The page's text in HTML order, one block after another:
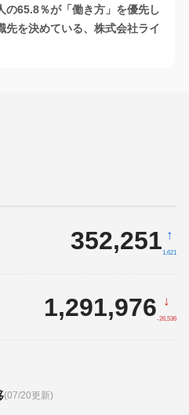
の65.8％が「働き方」を優先し
先を決めている、株式会社ライ
352,251 ↑
1,621
1,291,976 ↓
-26,536
(07/20更新)